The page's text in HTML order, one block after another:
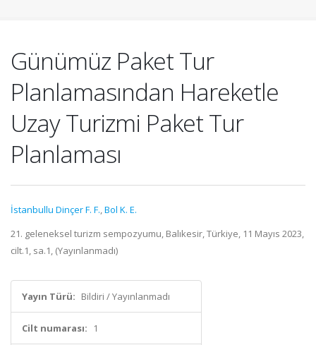
Günümüz Paket Tur
Planlamasından Hareketle
Uzay Turizmi Paket Tur
Planlaması
İstanbullu Dinçer F. F.,Bol K. E.
21. geleneksel turizm sempozyumu, Balıkesir, Türkiye, 11 Mayıs 2023,
cilt.1, sa.1, (Yayınlanmadı)
Yayın Türü: Bildiri / Yayınlanmadı
Cilt numarası: 1